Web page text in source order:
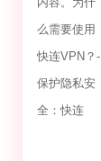
么需要使用
快连VPN？-
保护隐私安
全：快连